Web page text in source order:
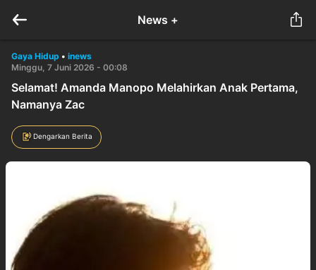
News +
Gaya Hidup • inews
Minggu, 7 Juni 2026 - 00:08
Selamat! Amanda Manopo Melahirkan Anak Pertama,
Namanya Zac
Dengarkan Berita